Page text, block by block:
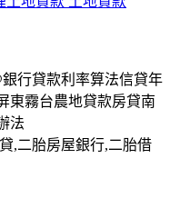
行貸款利率算法信貸年
東霧台農地貸款房貸南
法
,二胎房屋銀行,二胎借